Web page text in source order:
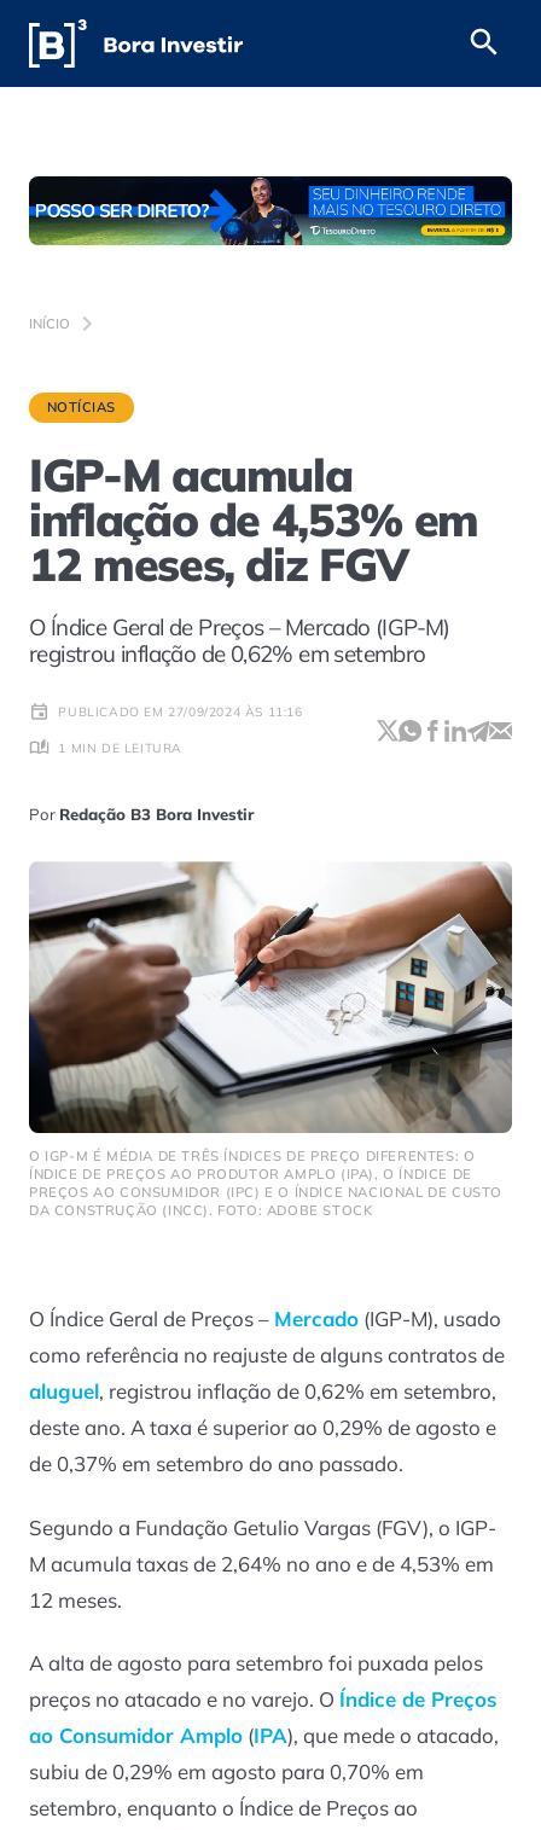
INÍCIO
NOTÍCIAS
IGP-M acumula
inflação de 4,53% em
12 meses, diz FGV
O Índice Geral de Preços – Mercado (IGP-M)
registrou inflação de 0,62% em setembro
PUBLICADO EM 27/09/2024 ÀS 11:16
1 MIN DE LEITURA
Por Redação B3 Bora Investir
O IGP-M É MÉDIA DE TRÊS ÍNDICES DE PREÇO DIFERENTES: O
ÍNDICE DE PREÇOS AO PRODUTOR AMPLO (IPA), O ÍNDICE DE
PREÇOS AO CONSUMIDOR (IPC) E O ÍNDICE NACIONAL DE CUSTO
DA CONSTRUÇÃO (INCC). FOTO: ADOBE STOCK
O Índice Geral de Preços – Mercado (IGP-M), usado
como referência no reajuste de alguns contratos de
aluguel, registrou inflação de 0,62% em setembro,
deste ano. A taxa é superior ao 0,29% de agosto e
de 0,37% em setembro do ano passado.
Segundo a Fundação Getulio Vargas (FGV), o IGP-
M acumula taxas de 2,64% no ano e de 4,53% em
12 meses.
A alta de agosto para setembro foi puxada pelos
preços no atacado e no varejo. O Índice de Preços
ao Consumidor Amplo (IPA), que mede o atacado,
subiu de 0,29% em agosto para 0,70% em
setembro, enquanto o Índice de Preços ao